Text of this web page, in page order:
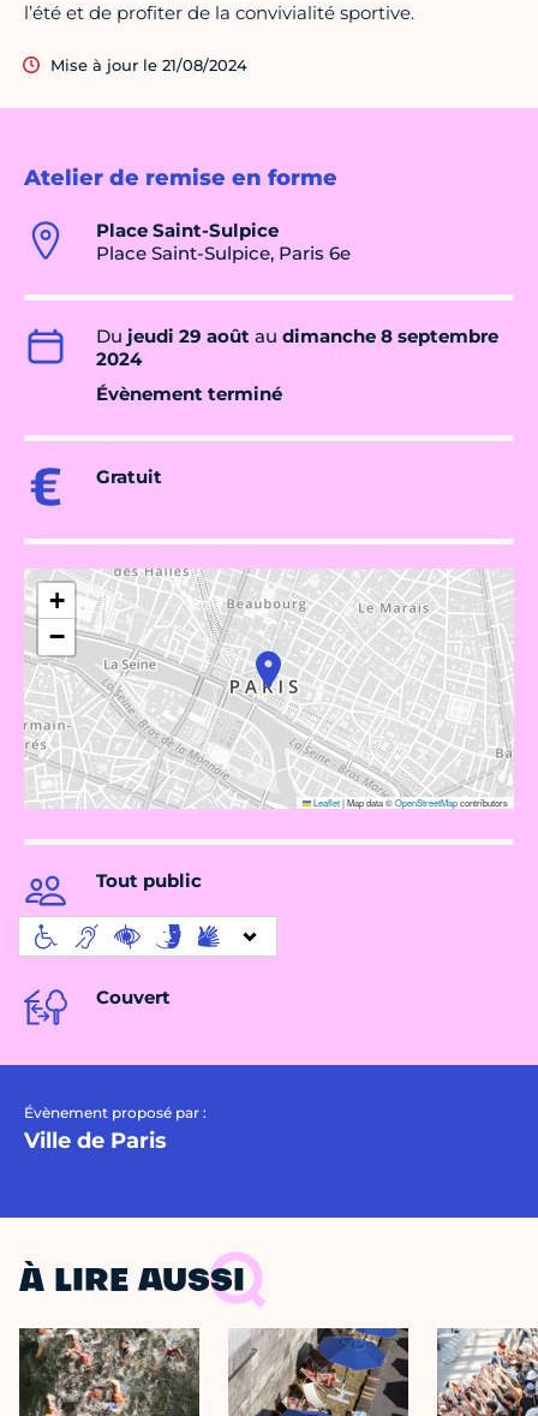
Atelier de remise en forme
Place Saint-Sulpice
Place Saint-Sulpice, Paris 6e
Du jeudi 29 août au dimanche 8 septembre
2024
Évènement terminé
Gratuit
+
−
Leaflet|Map data ©OpenStreetMapcontributors
Tout public
Couvert
Évènement proposé par :
Ville de Paris
l’été et de profiter de la convivialité sportive.
Mise à jour le 21/08/2024
À LIRE AUSSI